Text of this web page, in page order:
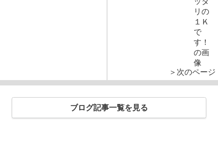
＞次のページ
ブログ記事一覧を見る